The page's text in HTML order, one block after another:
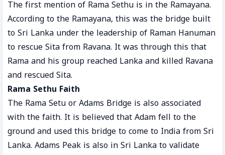
The first mention of Rama Sethu is in the Ramayana.
According to the Ramayana, this was the bridge built
to Sri Lanka under the leadership of Raman Hanuman
to rescue Sita from Ravana. It was through this that
Rama and his group reached Lanka and killed Ravana
and rescued Sita.
Rama Sethu Faith
The Rama Setu or Adams Bridge is also associated
with the faith. It is believed that Adam fell to the
ground and used this bridge to come to India from Sri
Lanka. Adams Peak is also in Sri Lanka to validate